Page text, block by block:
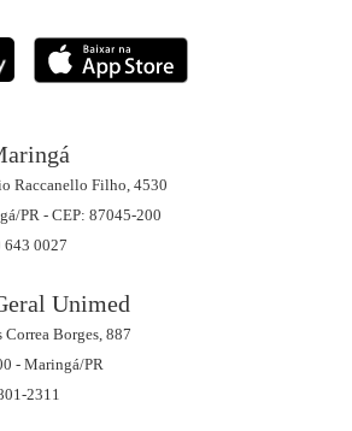
Raccanello Filho, 4530
PR - CEP: 87045-200
643 0027
Unimed
Borges, 887
- Maringá/PR
2311